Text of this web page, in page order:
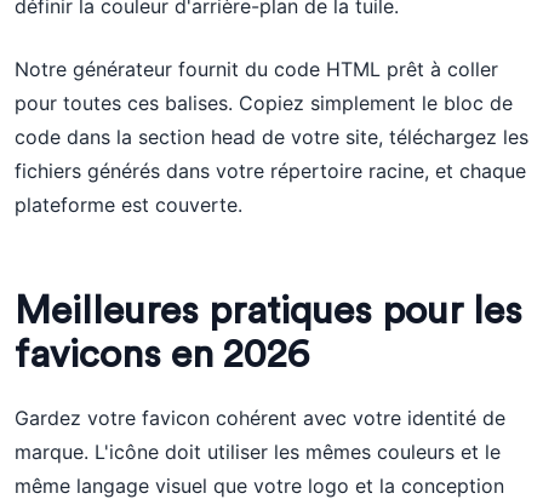
définir la couleur d'arrière-plan de la tuile.
Notre générateur fournit du code HTML prêt à coller
pour toutes ces balises. Copiez simplement le bloc de
code dans la section head de votre site, téléchargez les
fichiers générés dans votre répertoire racine, et chaque
plateforme est couverte.
Meilleures pratiques pour les
favicons en 2026
Gardez votre favicon cohérent avec votre identité de
marque. L'icône doit utiliser les mêmes couleurs et le
même langage visuel que votre logo et la conception